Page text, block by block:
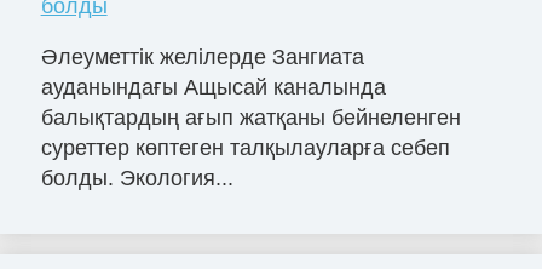
болды
Әлеуметтік желілерде Зангиата
ауданындағы Ащысай каналында
балықтардың ағып жатқаны бейнеленген
суреттер көптеген талқылауларға себеп
болды. Экология...